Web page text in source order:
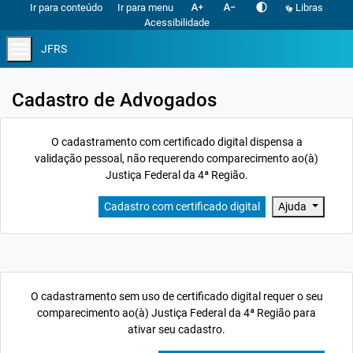
Ir para conteúdo Ir para menu text_increase text_decrease contrast
Libras
Acessibilidade
JFRS
Cadastro de Advogados
O cadastramento com certificado digital dispensa a
validação pessoal, não requerendo comparecimento ao(à)
Justiça Federal da 4ª Região.
Cadastro com certificado digital Ajuda
O cadastramento sem uso de certificado digital requer o seu
comparecimento ao(à) Justiça Federal da 4ª Região para
ativar seu cadastro.